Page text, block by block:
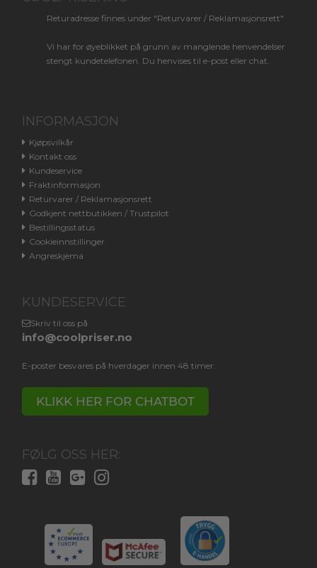
Returadresse finnes under "Returvarer / Reklamasjonsrett"
Vi har for øyeblikket på grunn av manglende henvendelser
stengt kundetelefonen. Du henvises til e-post eller chat.
INFORMASJON
Kjøpsvilkår
Kontakt oss
Kundeservice
Fraktinformasjon
Returvarer / Reklamasjonsrett
Godkjent nettbutikken / Trustpilot
Bestillingsstatus
Cookieinnstillinger
Angreskjema
KUNDESERVICE
Skriv til oss på
info@coolpriser.no
E-poster besvares på hverdager innen 48 timer.
KLIKK HER FOR CHATBOT
FØLG OSS HER: